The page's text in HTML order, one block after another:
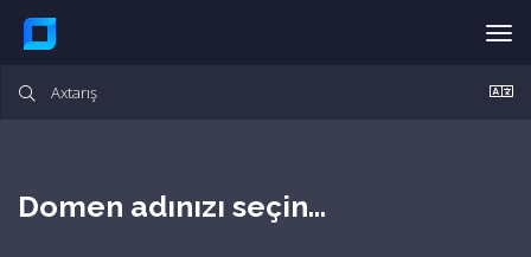
Domen adınızı seçin...